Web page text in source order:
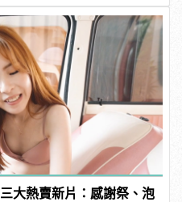
大熱賣新片：感謝祭、泡